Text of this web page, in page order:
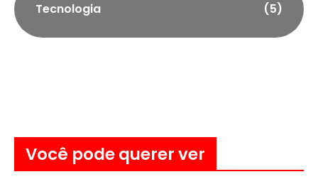
Tecnologia (5)
Você pode querer ver